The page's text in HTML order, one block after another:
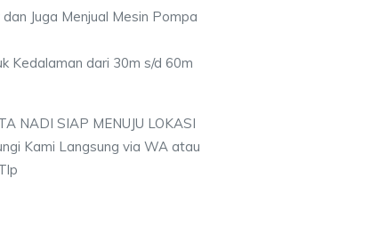
Juga Menjual Mesin Pompa
Kedalaman dari 30m s/d 60m
NADI SIAP MENUJU LOKASI
Kami Langsung via WA atau